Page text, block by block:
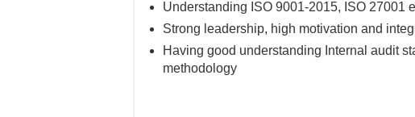
Understanding ISO 9001-2015, ISO 27001
Strong leadership, high motivation and
Having good understanding Internal audit
methodology